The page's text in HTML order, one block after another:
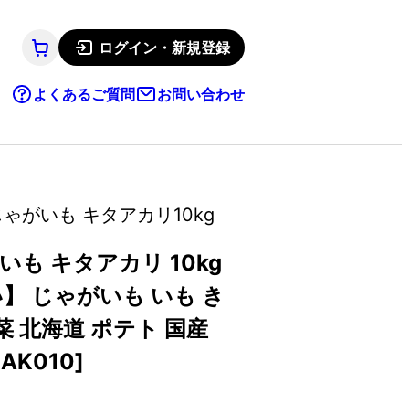
ログイン・新規登録
よくあるご質問 お問い合わせ
がいも キタアカリ10kg
も キタアカリ 10kg
じゃがいも いも き
北海道 ポテト 国産